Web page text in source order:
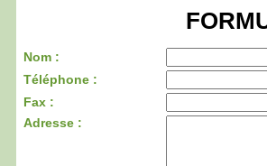
Nom :
Téléphone :
Fax :
Adresse :